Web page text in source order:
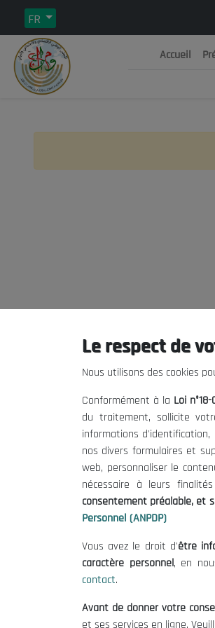
FR
Accueil
Le CNESE
Le président
Organisation
Publications
Le respect de
Nous utilisons des cookies
Conformément à la Loi n°18-
du traitement, sollicite
informations
nos divers formulaires et
web, personnaliser le
nécessaire à leurs
consentement préalable, et
Personnel (ANPDP)
Vous avez le droit d'être
caractère personnel, en
contact.
Avant de donner votre
et ses services en ligne.